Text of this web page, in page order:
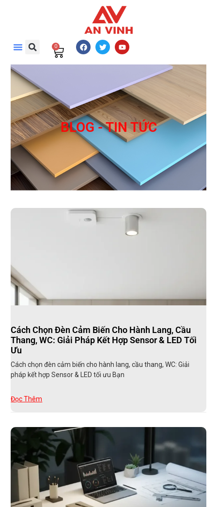
0
BLOG - TIN TỨC
Cách Chọn Đèn Cảm Biến Cho Hành Lang, Cầu
Thang, WC: Giải Pháp Kết Hợp Sensor & LED Tối
Ưu
Cách chọn đèn cảm biến cho hành lang, cầu thang, WC: Giải
pháp kết hợp Sensor & LED tối ưu Bạn
Đọc Thêm